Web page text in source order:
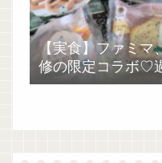
【実食】ファミマ
修の限定コラボ♡
過ぎた！